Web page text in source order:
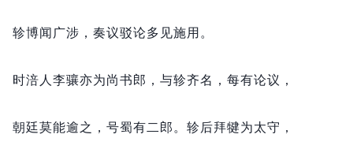
轸博闻广涉， 奏议驳论多见施用。
时涪人李骧亦为尚书郎， 与轸齐名， 每有论议，
朝廷莫能逾之， 号蜀有二郎。 轸后拜犍为太守，